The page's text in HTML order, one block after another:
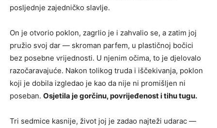
posljednje zajedničko slavlje.
On je otvorio poklon, zagrlio je i zahvalio se, a zatim joj
pružio svoj dar — skroman parfem, u plastičnoj bočici
bez posebne vrijednosti. U njenim očima, to je djelovalo
razočaravajuće. Nakon tolikog truda i iščekivanja, poklon
koji je dobila izgledao je kao da nije ni promišljen ni
poseban. Osjetila je gorčinu, povrijeđenost i tihu tugu.
Tri sedmice kasnije, život joj je zadao najteži udarac —